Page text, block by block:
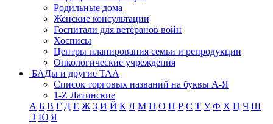
Родильные дома
Женские консультации
Госпитали для ветеранов войн
Хосписы
Центры планирования семьи и репродукции
Онкологические учреждения
БАДы и другие ТАА
Список торговых названий на буквы А-Я
1-Z Латинские
А Б В Г Д Е Ж З И Й К Л М Н О П Р С Т У Ф Х Ц Ч Ш
Э Ю Я